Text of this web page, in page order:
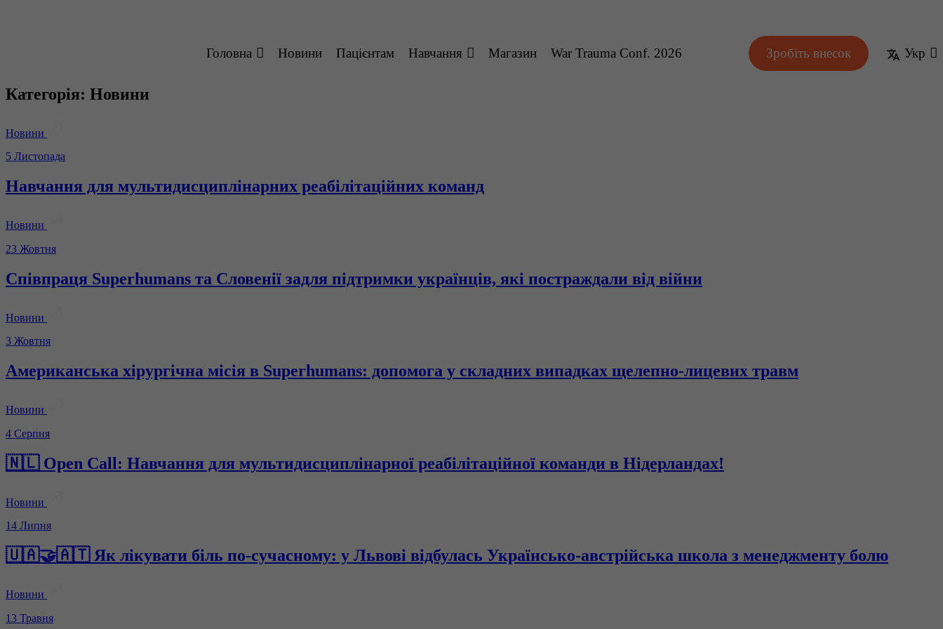
Головна Новини Пацієнтам Навчання Магазин War Trauma Conf. 2026 Укр
Зробіть внесок
Категорія: Новини
Новини
5 Листопада
Навчання для мультидисциплінарних реабілітаційних команд
Новини
23 Жовтня
Співпраця Superhumans та Словенії задля підтримки українців, які постраждали від війни
Новини
3 Жовтня
Американська хірургічна місія в Superhumans: допомога у складних випадках щелепно-лицевих травм
Новини
4 Серпня
🇳🇱 Open Call: Навчання для мультидисциплінарної реабілітаційної команди в Нідерландах!
Новини
14 Липня
🇺🇦🤝🇦🇹 Як лікувати біль по-сучасному: у Львові відбулась Українсько-австрійська школа з менеджменту болю
Новини
13 Травня